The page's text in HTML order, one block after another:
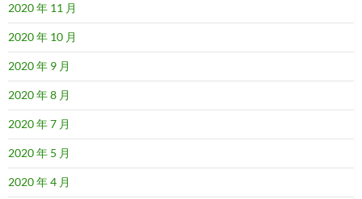
2020 年 11 月
2020 年 10 月
2020 年 9 月
2020 年 8 月
2020 年 7 月
2020 年 5 月
2020 年 4 月